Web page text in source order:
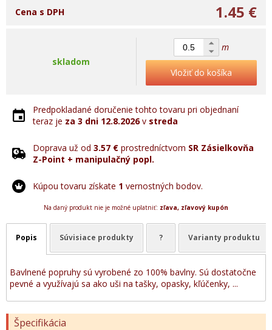
1.45 €
Cena s DPH
skladom
m
Vložiť do košíka
Predpokladané doručenie tohto tovaru pri objednaní
teraz je za 3 dni 12.8.2026v streda
Doprava už od 3.57 € prostredníctvom SR Zásielkovňa
Z-Point + manipulačný popl.
Kúpou tovaru získate 1 vernostných bodov.
Na daný produkt nie je možné uplatniť: zľava, zľavový kupón
Popis Súvisiace produkty ? Varianty produktu
Bavlnené popruhy sú vyrobené zo 100% bavlny. Sú dostatočne
pevné a využívajú sa ako uši na tašky, opasky, kľúčenky, ...
Špecifikácia